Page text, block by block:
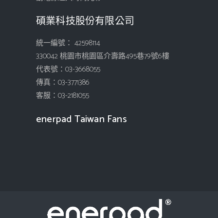
碩業科技股份有限公司
統一編號： 42598114
330042 桃園市桃園區介壽路495巷79號6樓
代表號：03-3668055
傳真：03-3771386
客服：03-2181055
enerpad Taiwan Fans